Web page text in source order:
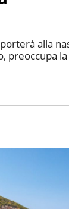
alla
preoccupa
anni si
motori,